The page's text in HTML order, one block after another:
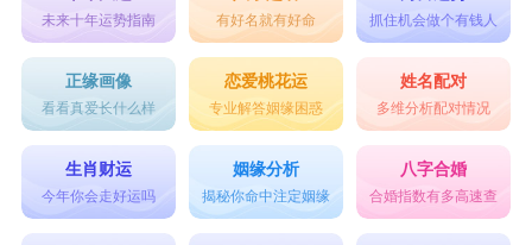
未来十年运势指南 有好名就有好命 抓住机会做个有钱人
正缘画像
看看真爱长什么样
恋爱桃花运
专业解答姻缘困惑
姓名配对
多维分析配对情况
生肖财运
今年你会走好运吗
姻缘分析
揭秘你命中注定姻缘
八字合婚
合婚指数有多高速查